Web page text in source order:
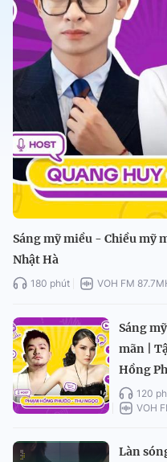
Sáng mỹ miều - Chiều mỹ
Nhật Hà
180 phút VOH FM
Sáng
mãn |
Hồng
120
VOH
Làn